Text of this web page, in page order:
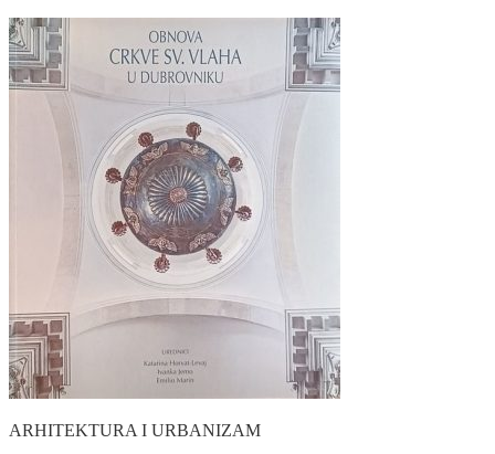
ARHITEKTURA I URBANIZAM